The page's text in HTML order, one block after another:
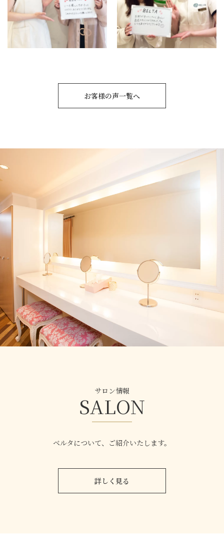
お客様の声一覧へ
サロン情報
SALON
ベルタについて、ご紹介いたします。
詳しく見る